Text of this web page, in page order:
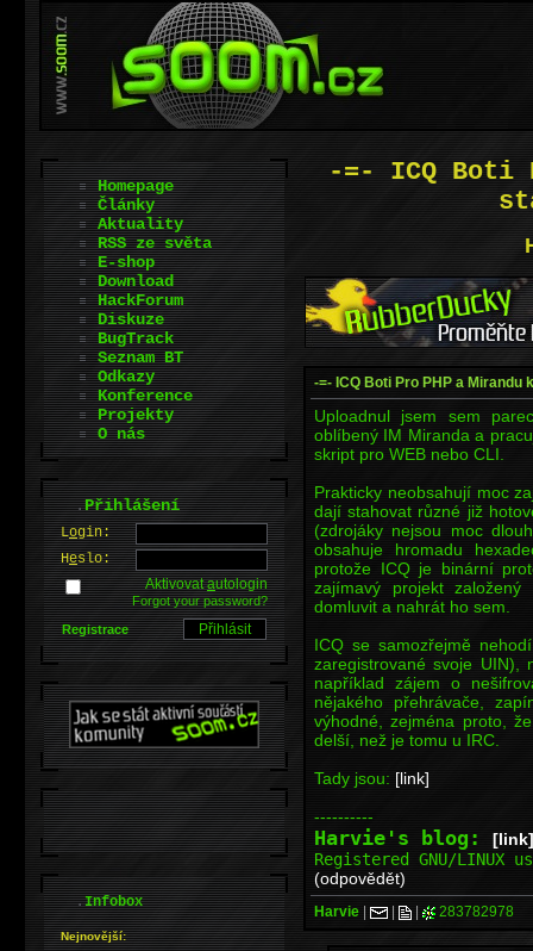
-=- ICQ Boti
-=- ICQ Boti Pro PHP a Mirandu
Uploadnul jsem sem
oblíbený IM Miranda a
skript pro WEB nebo CLI.
Prakticky neobsahují moc
dají stahovat různé již
(zdrojáky nejsou moc
obsahuje hromadu
protože ICQ je binární
zajímavý projekt
domluvit a nahrát ho sem.
ICQ se samozřejmě
zaregistrované svoje
například zájem o
nějakého přehrávače,
výhodné, zejména proto,
delší, než je tomu u IRC.
Tady jsou: [link]
----------
Harvie's blog:
[link]
Registered GNU/LINUX
(odpovědět)
Harvie | | | 283782978
Homepage
Články
Aktuality
RSS ze světa
E-shop
Download
HackForum
Diskuze
BugTrack
Seznam BT
Odkazy
Konference
Projekty
O nás
.Přihlášení
Login:
Heslo:
Aktivovatautologin
Forgot your password?
Registrace
.Infobox
Nejnovější: